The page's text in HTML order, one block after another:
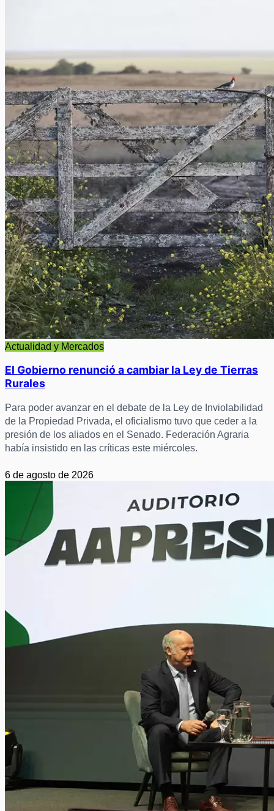
Actualidad y Mercados
El Gobierno renunció a cambiar la Ley de Tierras
Rurales
Para poder avanzar en el debate de la Ley de Inviolabilidad
de la Propiedad Privada, el oficialismo tuvo que ceder a la
presión de los aliados en el Senado. Federación Agraria
había insistido en las críticas este miércoles.
6 de agosto de 2026